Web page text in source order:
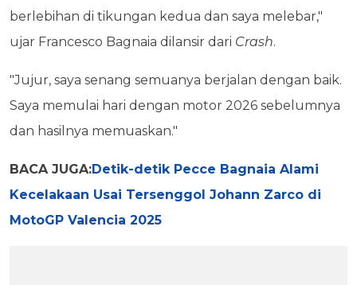
berlebihan di tikungan kedua dan saya melebar,"
ujar Francesco Bagnaia dilansir dari Crash.
"Jujur, saya senang semuanya berjalan dengan baik.
Saya memulai hari dengan motor 2026 sebelumnya
dan hasilnya memuaskan."
BACA JUGA:Detik-detik Pecce Bagnaia Alami
Kecelakaan Usai Tersenggol Johann Zarco di
MotoGP Valencia 2025